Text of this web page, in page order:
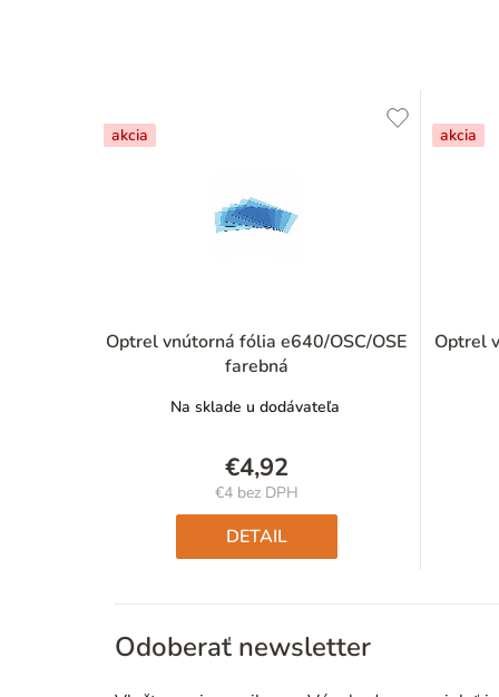
akcia
Optrel vnútorná fólia e640/OSC/OSE
farebná
Na sklade u dodávateľa
€4,92
€4 bez DPH
Jednotková
cena:
DETAIL
akcia
Optrel
Odoberať newsletter